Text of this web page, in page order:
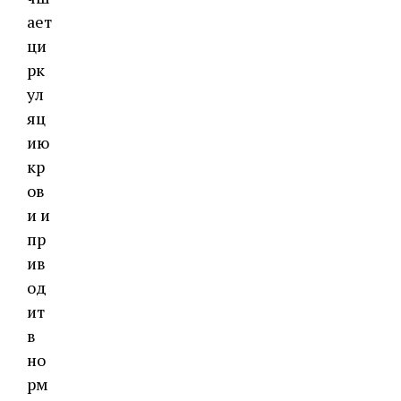
ает
ци
рк
ул
яц
ию
кр
ов
и и
пр
ив
од
ит
в
но
рм